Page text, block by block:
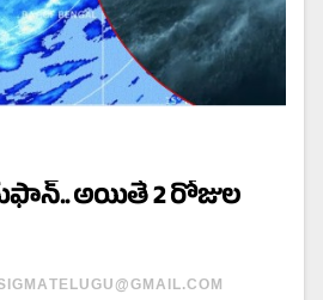
అయితే 2 రోజుల